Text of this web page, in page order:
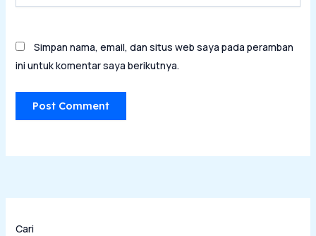
Simpan nama, email, dan situs web saya pada peramban
ini untuk komentar saya berikutnya.
Cari